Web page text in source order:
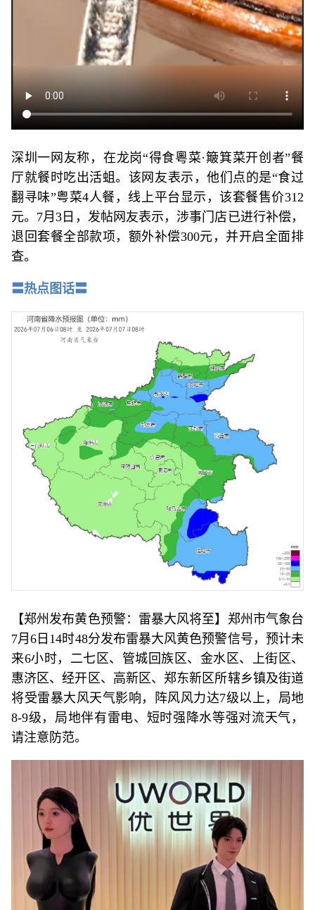
深圳一网友称，在龙岗“得食粵菜·簸箕菜开创者”餐
厅就餐时吃出活蛆。该网友表示，他们点的是“食过
翻寻味”粤菜4人餐，线上平台显示，该套餐售价312
元。7月3日，发帖网友表示，涉事门店已进行补偿，
退回套餐全部款项，额外补偿300元，并开启全面排
查。
〓热点图话〓
【郑州发布黄色预警：雷暴大风将至】郑州市气象台
7月6日14时48分发布雷暴大风黄色预警信号，预计未
来6小时，二七区、管城回族区、金水区、上街区、
惠济区、经开区、高新区、郑东新区所辖乡镇及街道
将受雷暴大风天气影响，阵风风力达7级以上，局地
8-9级，局地伴有雷电、短时强降水等强对流天气，
请注意防范。